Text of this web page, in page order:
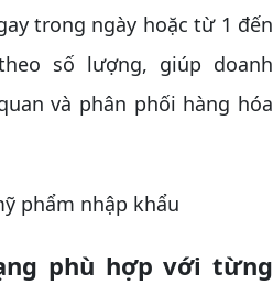
trong ngày hoặc từ 1 đến
số lượng, giúp doanh
và phân phối hàng hóa
phù hợp với từng